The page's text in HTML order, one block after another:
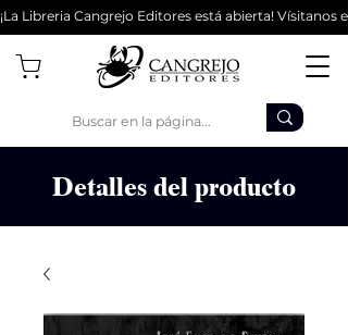
¡La Libreria Cangrejo Editores está abierta! Vísitanos
Detalles del producto